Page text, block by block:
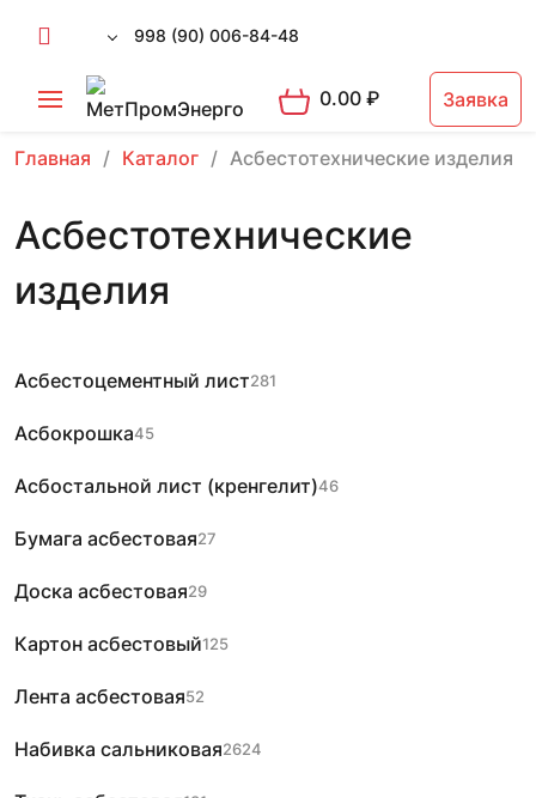
998 (90) 006-84-48
0.00₽ Заявка
Главная Каталог Асбестотехнические изделия
Асбестотехнические
изделия
Асбестоцементный лист281
Асбокрошка45
Асбостальной лист (кренгелит)46
Бумага асбестовая27
Доска асбестовая29
Картон асбестовый125
Лента асбестовая52
Набивка сальниковая2624